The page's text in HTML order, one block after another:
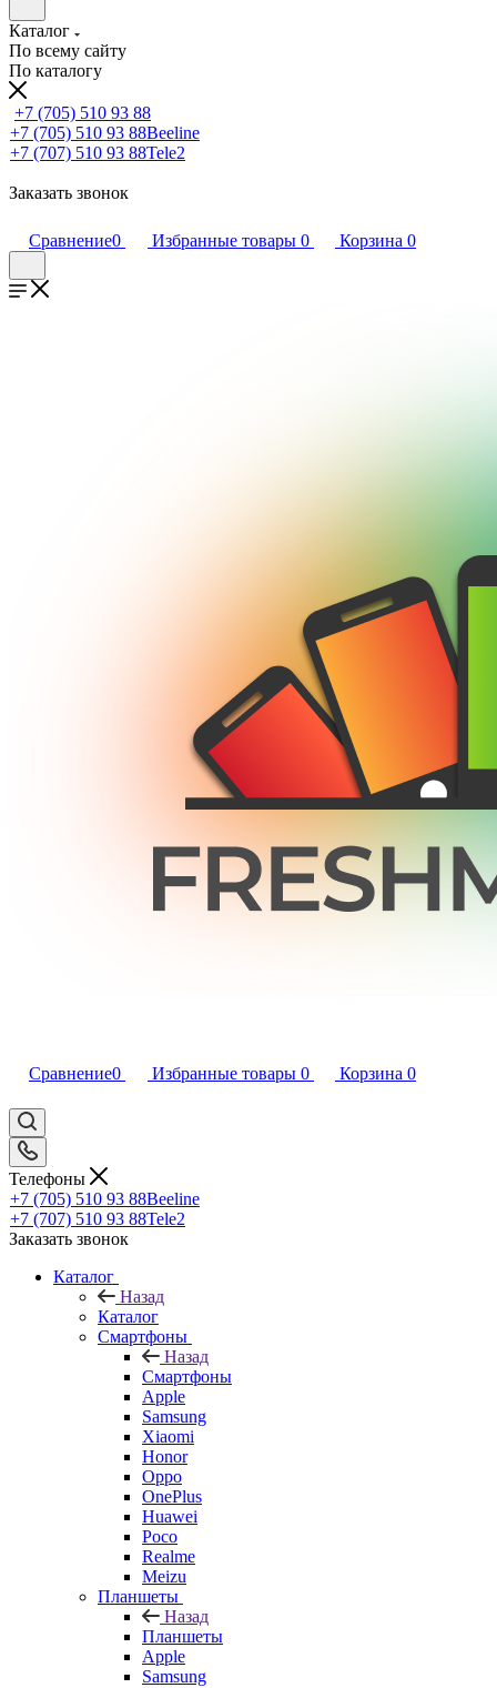
Каталог
По всему сайту
По каталогу
+7 (705) 510 93 88
+7 (705) 510 93 88Beeline
+7 (707) 510 93 88Tele2
Заказать звонок
Сравнение0 Избранные товары 0 Корзина 0
Сравнение0 Избранные товары 0 Корзина 0
Телефоны
+7 (705) 510 93 88Beeline
+7 (707) 510 93 88Tele2
Заказать звонок
Каталог
Назад
Каталог
Смартфоны
Назад
Смартфоны
Apple
Samsung
Xiaomi
Honor
Oppo
OnePlus
Huawei
Poco
Realme
Meizu
Планшеты
Назад
Планшеты
Apple
Samsung